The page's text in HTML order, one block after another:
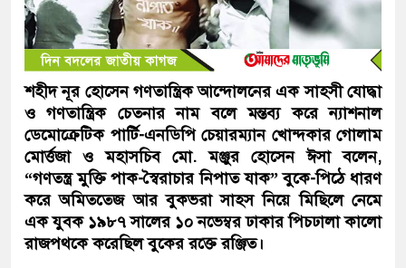
শহীদ নূর হোসেন গণতান্ত্রিক আন্দোলনের এক সাহসী যোদ্ধা
ও গণতান্ত্রিক চেতনার নাম বলে মন্তব্য করে ন্যাশনাল
ডেমোক্রেটিক পার্টি-এনডিপি চেয়ারম্যান খোন্দকার গোলাম
মোর্ত্তজা ও মহাসচিব মো. মঞ্জুর হোসেন ঈসা বলেন,
“গণতন্ত্র মুক্তি পাক-স্বৈরাচার নিপাত যাক” বুকে-পিঠে ধারণ
করে অমিততেজ আর বুকভরা সাহস নিয়ে মিছিলে নেমে
এক যুবক ১৯৮৭ সালের ১০ নভেম্বর ঢাকার পিচঢালা কালো
রাজপথকে করেছিল বুকের রক্তে রঞ্জিত।